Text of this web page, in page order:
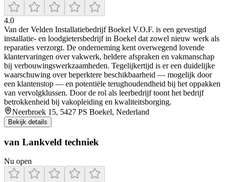
4.0
Van der Velden Installatiebedrijf Boekel V.O.F. is een gevestigd
installatie- en loodgietersbedrijf in Boekel dat zowel nieuw werk als
reparaties verzorgt. De onderneming kent overwegend lovende
klantervaringen over vakwerk, heldere afspraken en vakmanschap
bij verbouwingswerkzaamheden. Tegelijkertijd is er een duidelijke
waarschuwing over beperktere beschikbaarheid — mogelijk door
een klantenstop — en potentiële terughoudendheid bij het oppakken
van vervolgklussen. Door de rol als leerbedrijf toont het bedrijf
betrokkenheid bij vakopleiding en kwaliteitsborging.
Neerbroek 15, 5427 PS Boekel, Nederland
Bekijk details
van Lankveld techniek
Nu open